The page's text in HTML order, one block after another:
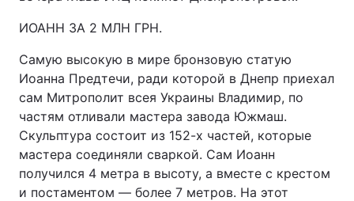
ИОАНН ЗА 2 МЛН ГРН.
Самую высокую в мире бронзовую статую
Иоанна Предтечи, ради которой в Днепр приехал
сам Митрополит всея Украины Владимир, по
частям отливали мастера завода Южмаш.
Скульптура состоит из 152-х частей, которые
мастера соединяли сваркой. Сам Иоанн
получился 4 метра в высоту, а вместе с крестом
и постаментом — более 7 метров. На этот